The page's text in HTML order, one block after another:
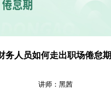
务人员如何走出职场倦怠期
讲师：黑茜